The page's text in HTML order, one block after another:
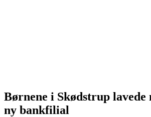
Børnene i Skødstrup
ny bankfilial